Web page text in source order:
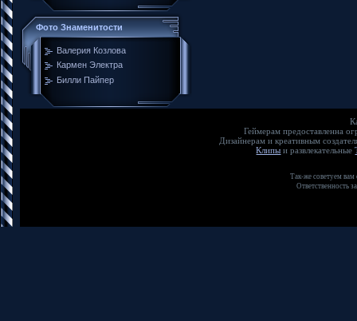
Фото Знаменитости
Валерия Козлова
Кармен Электра
Билли Пайпер
Геймерам предоставленна
Дизайнерам и креативным
Клипы и развлекательные
Так-же советуем
Ответственность